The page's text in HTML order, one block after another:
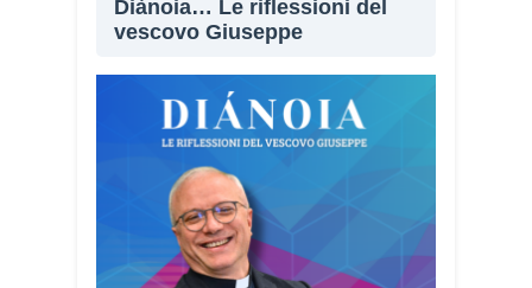
Diànoia… Le riflessioni del
vescovo Giuseppe